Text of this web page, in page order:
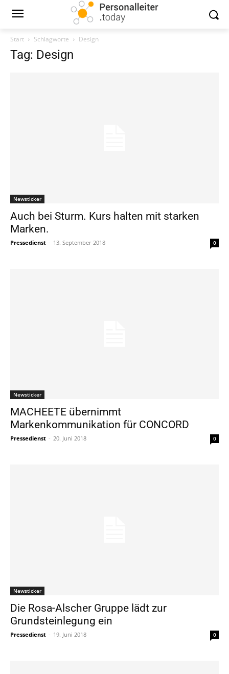
Start Schlagworte Design
Tag: Design
Newsticker
Auch bei Sturm. Kurs halten mit starken
Marken.
Pressedienst - 13. September 2018 0
Newsticker
MACHEETE übernimmt
Markenkommunikation für CONCORD
Pressedienst - 20. Juni 2018 0
Newsticker
Die Rosa-Alscher Gruppe lädt zur
Grundsteinlegung ein
Pressedienst - 19. Juni 2018 0